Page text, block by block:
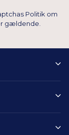
Politik om
gældende.